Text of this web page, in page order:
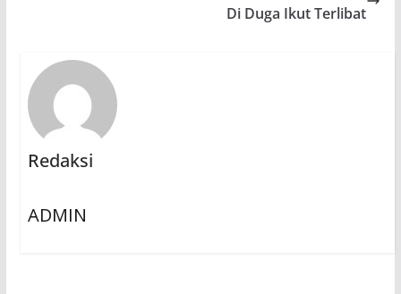
Di Duga Ikut Terlibat
Redaksi
ADMIN